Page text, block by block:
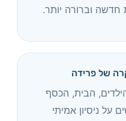
חדשה וברורה יותר.
של פרידה
הבית, הכסף
על ניסיון אמיתי